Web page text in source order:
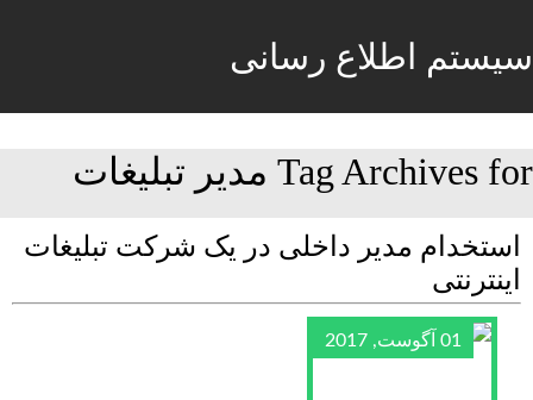
سیستم اطلاع رسانی
Tag Archives for مدیر تبلیغات
استخدام مدیر داخلی در یک شرکت تبلیغات
اینترنتی
01 آگوست, 2017